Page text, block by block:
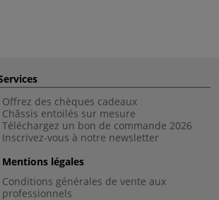
Offrez des chèques cadeaux
Châssis entoilés sur mesure
Téléchargez un bon de commande 2026
Inscrivez-vous à notre newsletter
Mentions légales
Conditions générales de vente aux
professionnels